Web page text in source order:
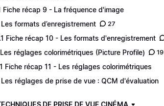
Fiche récap 9 - La fréquence d'image
Les formats d’enregistrement
27
Fiche récap 10 - Les formats d'enregistrement
Les réglages colorimétriques (Picture Profile) 19
Fiche récap 11 - Les réglages colorimétriques
Les réglages de prise de vue : QCM d'évaluation
DE PRISE DE VUE CINÉMA